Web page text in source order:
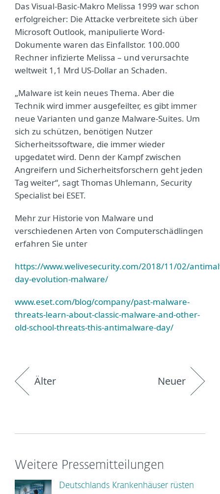
Das Visual-Basic-Makro Melissa 1999 war schon
erfolgreicher: Die Attacke verbreitete sich über
Microsoft Outlook, manipulierte Word-
Dokumente waren das Einfallstor. 100.000
Rechner infizierte Melissa – und verursachte
weltweit 1,1 Mrd US-Dollar an Schaden.
„Malware ist kein neues Thema. Aber die
Technik wird immer ausgefeilter, es gibt immer
neue Varianten und ganze Malware-Suites. Um
sich zu schützen, benötigen Nutzer
Sicherheitssoftware, die immer wieder
upgedatet wird. Denn der Kampf zwischen
Angreifern und Sicherheitsforschern geht jeden
Tag weiter“, sagt Thomas Uhlemann, Security
Specialist bei ESET.
Mehr zur Historie von Malware und
verschiedenen Arten von Computerschädlingen
erfahren Sie unter
https://www.welivesecurity.com/2018/11/02/
day-evolution-malware/
www.eset.com/blog/company/past-malware-
threats-learn-about-classic-malware-and-other-
old-school-threats-this-antimalware-day/
Älter Neuer
Weitere Pressemitteilungen
Deutschlands Krankenhäuser rüsten